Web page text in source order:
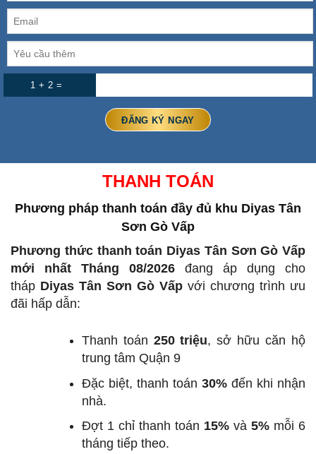
1 + 2 =
THANH TOÁN
Phương pháp thanh toán đầy đủ khu Diyas Tân
Sơn Gò Vấp
Phương thức thanh toán Diyas Tân Sơn Gò Vấp
mới nhất Tháng 08/2026 đang áp dụng cho
tháp Diyas Tân Sơn Gò Vấp với chương trình ưu
đãi hấp dẫn:
Thanh toán 250 triệu, sở hữu căn hộ
trung tâm Quận 9
Đặc biệt, thanh toán 30%đến khi nhận
nhà.
Đợt 1 chỉ thanh toán 15%và 5%mỗi 6
tháng tiếp theo.